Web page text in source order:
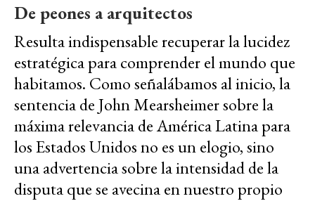
De peones a arquitectos
Resulta indispensable recuperar la lucidez
estratégica para comprender el mundo que
habitamos. Como señalábamos al inicio, la
sentencia de John Mearsheimer sobre la
máxima relevancia de América Latina para
los Estados Unidos no es un elogio, sino
una advertencia sobre la intensidad de la
disputa que se avecina en nuestro propio